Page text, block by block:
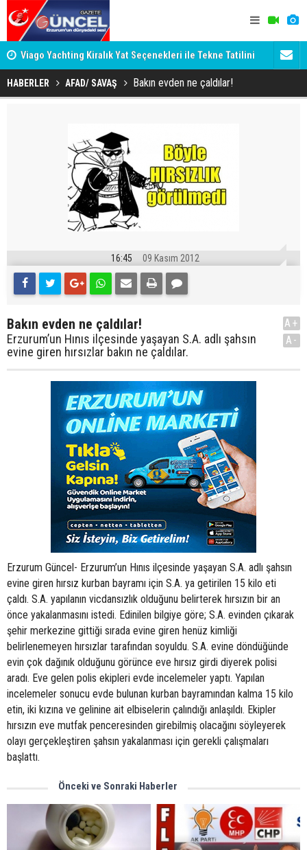
Viago Yachting Kiralık Yat Seçenekleri ile Tekne Tatilini
Planlayın
AHBAP
HABERLER AFAD/ SAVAŞ Bakın evden ne çaldılar!
16:45 09 Kasım 2012
Bakın evden ne çaldılar!
Erzurum’un Hınıs ilçesinde yaşayan S.A. adlı şahsın
evine giren hırsızlar bakın ne çaldılar.
A+
A-
Erzurum Güncel- Erzurum’un Hınıs ilçesinde yaşayan S.A. adlı şahsın
evine giren hırsız kurban bayramı için S.A. ya getirilen 15 kilo eti
çaldı. S.A. yapılanın vicdansızlık olduğunu belirterek hırsızın bir an
önce yakalanmasını istedi. Edinilen bilgiye göre; S.A. evinden çıkarak
şehir merkezine gittiği sırada evine giren henüz kimliği
belirlenemeyen hırsızlar tarafından soyuldu. S.A. evine döndüğünde
evin çok dağınık olduğunu görünce eve hırsız girdi diyerek polisi
aradı. Eve gelen polis ekipleri evde incelemeler yaptı. Yapılan
incelemeler sonucu evde bulunan kurban bayramından kalma 15 kilo
etin, iki kızına ve gelinine ait elbiselerin çalındığı anlaşıldı. Ekipler
hırsızın eve mutfak penceresinden girebilmiş olacağını söyleyerek
olayı gerçekleştiren şahsın yakalanması için gerekli çalışmaları
başlattı.
Önceki ve Sonraki Haberler